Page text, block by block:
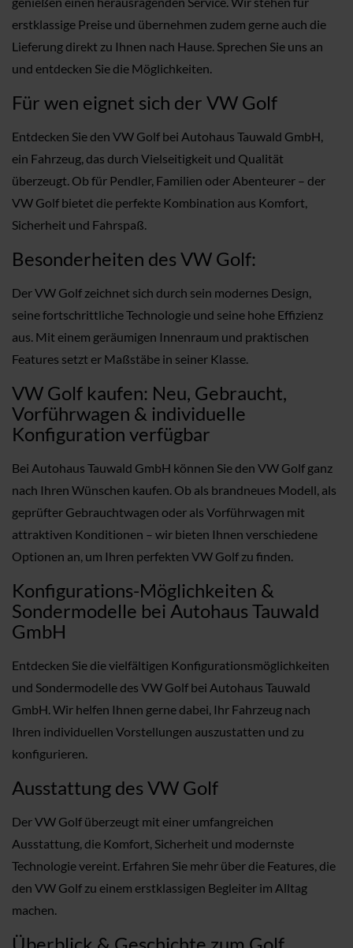
erstklassige Preise und übernehmen zudem gerne auch die
Lieferung direkt zu Ihnen nach Hause. Sprechen Sie uns an
und entdecken Sie die Möglichkeiten.
Für wen eignet sich der VW Golf
Entdecken Sie den VW Golf bei Autohaus Tauwald GmbH,
ein Fahrzeug, das durch Vielseitigkeit und Qualität
überzeugt. Ob für Pendler, Familien oder Abenteurer – der
VW Golf bietet die perfekte Kombination aus Komfort,
Sicherheit und Fahrspaß.
Besonderheiten des VW Golf:
Der VW Golf zeichnet sich durch sein modernes Design,
seine fortschrittliche Technologie und seine hohe Effizienz
aus. Mit einem geräumigen Innenraum und praktischen
Features setzt er Maßstäbe in seiner Klasse.
VW Golf kaufen: Neu, Gebraucht,
Vorführwagen & individuelle
Konfiguration verfügbar
Bei Autohaus Tauwald GmbH können Sie den VW Golf ganz
nach Ihren Wünschen kaufen. Ob als brandneues Modell, als
geprüfter Gebrauchtwagen oder als Vorführwagen mit
attraktiven Konditionen – wir bieten Ihnen verschiedene
Optionen an, um Ihren perfekten VW Golf zu finden.
Konfigurations-Möglichkeiten &
Sondermodelle bei Autohaus Tauwald
GmbH
Entdecken Sie die vielfältigen Konfigurationsmöglichkeiten
und Sondermodelle des VW Golf bei Autohaus Tauwald
GmbH. Wir helfen Ihnen gerne dabei, Ihr Fahrzeug nach
Ihren individuellen Vorstellungen auszustatten und zu
konfigurieren.
Ausstattung des VW Golf
Der VW Golf überzeugt mit einer umfangreichen
Ausstattung, die Komfort, Sicherheit und modernste
Technologie vereint. Erfahren Sie mehr über die Features, die
den VW Golf zu einem erstklassigen Begleiter im Alltag
machen.